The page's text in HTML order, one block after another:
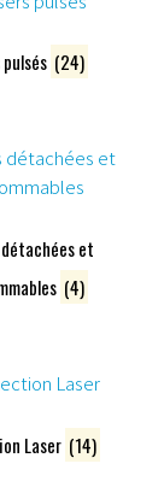
(24)
et
(4)
Laser (14)